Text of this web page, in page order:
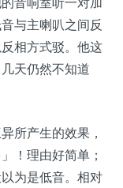
与主喇叭之间反
相方式驳。他这
天仍然不知道
所产生的效果，
！理由好简单；
为是低音。相对